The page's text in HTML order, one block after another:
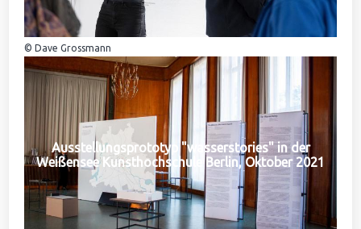
© Dave Grossmann
Ausstellungsprototyp "wasserstories" in der
Weißensee Kunsthochschule Berlin, Oktober 2021